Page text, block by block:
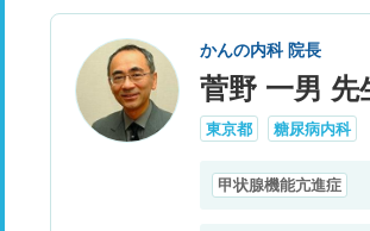
かんの内科 院長
菅野 一男 先
東京都 糖尿病内科
甲状腺機能亢進症